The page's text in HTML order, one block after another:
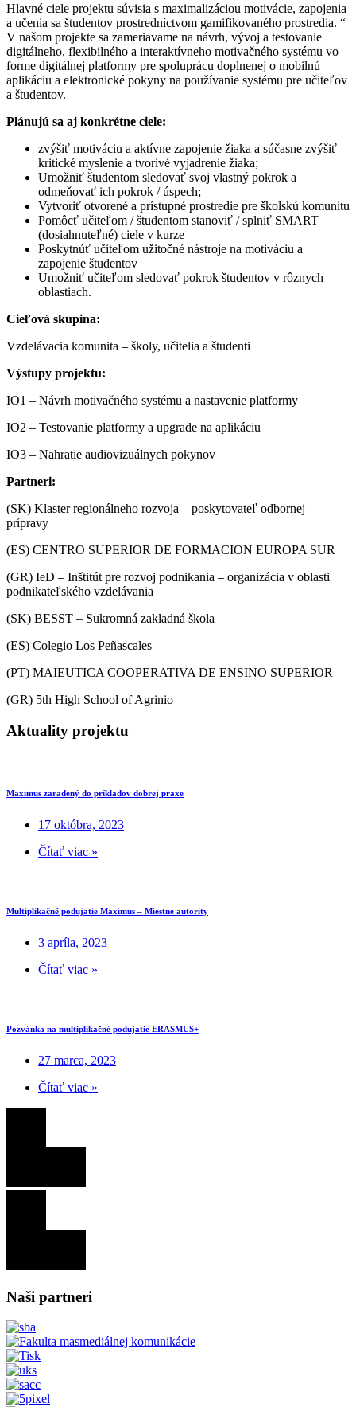
Hlavné ciele projektu súvisia s maximalizáciou motivácie, zapojenia
a učenia sa študentov prostredníctvom gamifikovaného prostredia. “
V našom projekte sa zameriavame na návrh, vývoj a testovanie
digitálneho, flexibilného a interaktívneho motivačného systému vo
forme digitálnej platformy pre spoluprácu doplnenej o mobilnú
aplikáciu a elektronické pokyny na používanie systému pre učiteľov
a študentov.
Plánujú sa aj konkrétne ciele:
zvýšiť motiváciu a aktívne zapojenie žiaka a súčasne zvýšiť
kritické myslenie a tvorivé vyjadrenie žiaka;
Umožniť študentom sledovať svoj vlastný pokrok a
odmeňovať ich pokrok / úspech;
Vytvoriť otvorené a prístupné prostredie pre školskú komunitu
Pomôcť učiteľom / študentom stanoviť / splniť SMART
(dosiahnuteľné) ciele v kurze
Poskytnúť učiteľom užitočné nástroje na motiváciu a
zapojenie študentov
Umožniť učiteľom sledovať pokrok študentov v rôznych
oblastiach.
Cieľová skupina:
Vzdelávacia komunita – školy, učitelia a študenti
Výstupy projektu:
IO1 – Návrh motivačného systému a nastavenie platformy
IO2 – Testovanie platformy a upgrade na aplikáciu
IO3 – Nahratie audiovizuálnych pokynov
Partneri:
(SK) Klaster regionálneho rozvoja – poskytovateľ odbornej
prípravy
(ES) CENTRO SUPERIOR DE FORMACION EUROPA SUR
(GR) IeD – Inštitút pre rozvoj podnikania – organizácia v oblasti
podnikateľského vzdelávania
(SK) BESST – Sukromná zakladná škola
(ES) Colegio Los Peñascales
(PT) MAIEUTICA COOPERATIVA DE ENSINO SUPERIOR
(GR) 5th High School of Agrinio
Aktuality projektu
Maximus zaradený do príkladov dobrej praxe
17 októbra, 2023
Čítať viac »
Multiplikačné podujatie Maximus – Miestne autority
3 apríla, 2023
Čítať viac »
Pozvánka na multiplikačné podujatie ERASMUS+
27 marca, 2023
Čítať viac »
Naši partneri